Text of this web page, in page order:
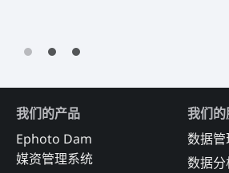
我们的产品
Ephoto Dam
媒资管理系统
我们
数据管
数据